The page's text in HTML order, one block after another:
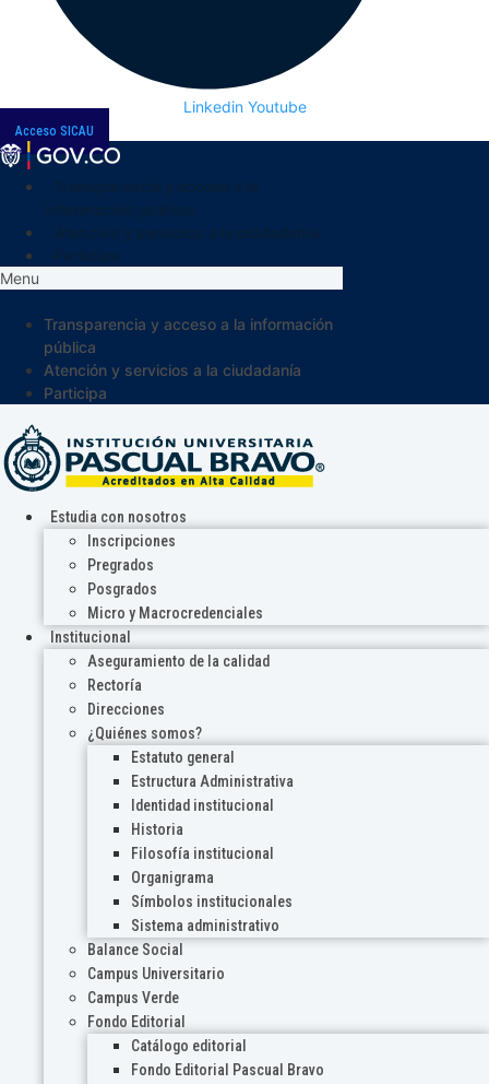
Linkedin Youtube
Acceso SICAU
Menu
Transparencia y acceso a la información
pública
Atención y servicios a la ciudadanía
Participa
Estudia con nosotros
Inscripciones
Pregrados
Posgrados
Micro y Macrocredenciales
Institucional
Aseguramiento de la calidad
Rectoría
Direcciones
¿Quiénes somos?
Estatuto general
Estructura Administrativa
Identidad institucional
Historia
Filosofía institucional
Organigrama
Símbolos institucionales
Sistema administrativo
Balance Social
Campus Universitario
Campus Verde
Fondo Editorial
Catálogo editorial
Fondo Editorial Pascual Bravo